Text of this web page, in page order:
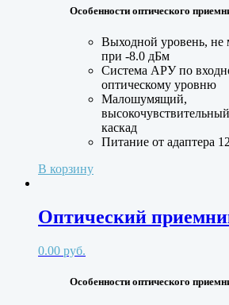
Особенности оптического
Выходной уровень, не
при -8.0 дБм
Система АРУ по
оптическому уровню
Малошумящий,
каскад
Питание от адаптера
В корзину
Оптический
0.00 руб.
Особенности оптического